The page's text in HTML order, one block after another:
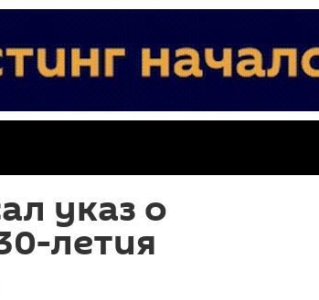
указ о
летия